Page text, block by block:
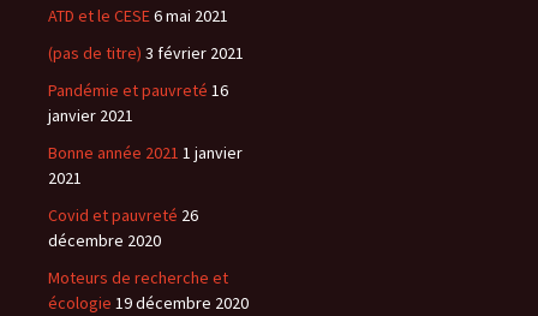
ATD et le CESE6 mai 2021
(pas de titre) 3 février 2021
Pandémie et pauvreté 16
janvier 2021
Bonne année 2021 1 janvier
2021
Covid et pauvreté 26
décembre 2020
Moteurs de recherche et
écologie 19 décembre 2020